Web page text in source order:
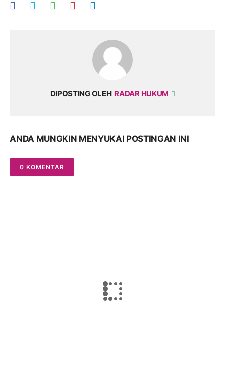
DIPOSTING OLEH RADAR HUKUM
ANDA MUNGKIN MENYUKAI POSTINGAN INI
0 KOMENTAR